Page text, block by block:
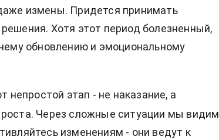
измены. Придется принимать
Хотя этот период болезненный,
обновлению и эмоциональному
непростой этап - не наказание, а
Через сложные ситуации мы видим
изменениям - они ведут к